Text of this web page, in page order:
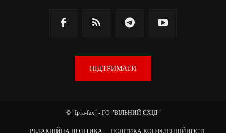
ПІДТРИМАТИ
© "Ірта-fax" - ГО "ВІЛЬНИЙ СХІД"
РЕДАКЦІЙНА ПОЛІТИКА ПОЛІТИКА КОНФІДЕНЦІЙНОСТІ